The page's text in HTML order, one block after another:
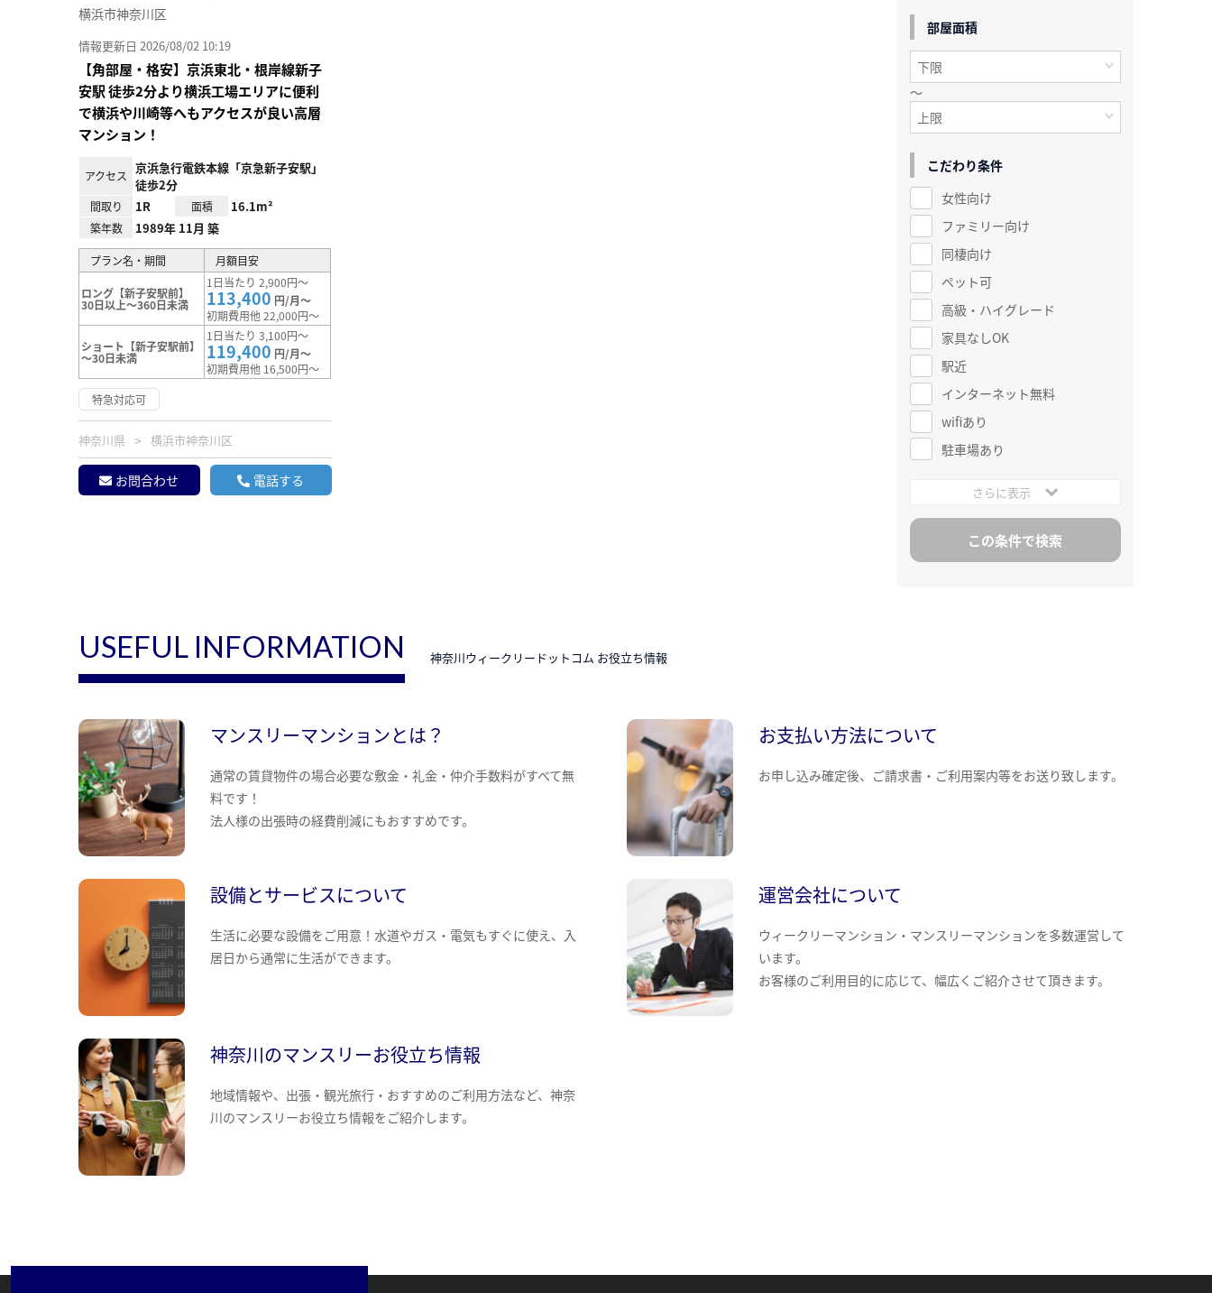
横浜市神奈川区
情報更新日 2026/08/02 10:19
【角部屋・格安】京浜東北・根岸線新子
安駅 徒歩2分より横浜工場エリアに便利
で横浜や川崎等へもアクセスが良い高層
マンション！
アクセス
京浜急行電鉄本線「京急新子安駅」
徒歩2分
間取り 1R 面積 16.1m²
築年数 1989年 11月 築
プラン名・期間 月額目安
ロング【新子安駅前】
30日以上～360日未満
1日当たり 2,900円～
113,400 円/月～
初期費用他 22,000円～
ショート【新子安駅前】
～30日未満
1日当たり 3,100円～
119,400 円/月～
初期費用他 16,500円～
特急対応可
神奈川県 横浜市神奈川区
お問合わせ 電話する
部屋面積
～
こだわり条件
女性向け
ファミリー向け
同棲向け
ペット可
高級・ハイグレード
家具なしOK
駅近
インターネット無料
wifiあり
駐車場あり
さらに表示
USEFUL INFORMATION 神奈川ウィークリードットコム お役立ち情報
マンスリーマンションとは？
通常の賃貸物件の場合必要な敷金・礼金・仲介手数料がすべて無
料です！
法人様の出張時の経費削減にもおすすめです。
お支払い方法について
お申し込み確定後、ご請求書・ご利用案内等をお送り致します。
設備とサービスについて
生活に必要な設備をご用意！水道やガス・電気もすぐに使え、入
居日から通常に生活ができます。
運営会社について
ウィークリーマンション・マンスリーマンションを多数運営して
います。
お客様のご利用目的に応じて、幅広くご紹介させて頂きます。
神奈川のマンスリーお役立ち情報
地域情報や、出張・観光旅行・おすすめのご利用方法など、神奈
川のマンスリーお役立ち情報をご紹介します。